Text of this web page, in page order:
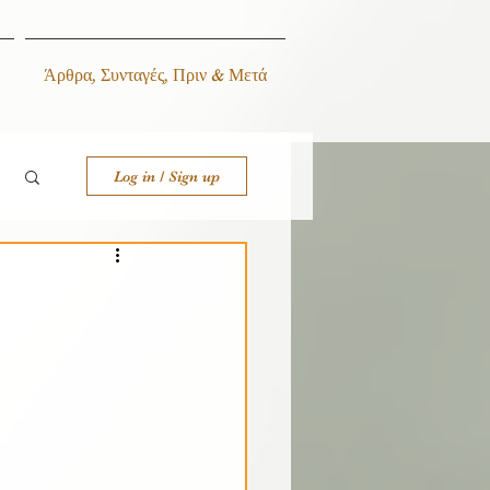
Log in / Sign up
Άρθρα, Συνταγές, Πριν & Μετά